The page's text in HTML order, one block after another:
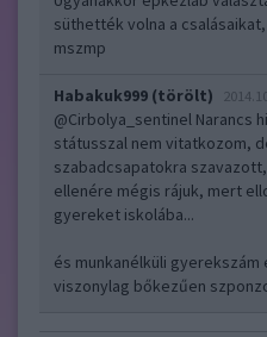
süthették volna a
mszmp
Habakuk999 (törölt)
@Cirbolya_sentinel Narancs
státusszal nem vitatkozom,
szabadcsapatokra
ellenére mégis rájuk, mert
gyereket iskolába...
és munkanélküli
viszonylag bőkezűen